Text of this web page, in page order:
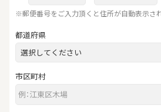
※郵便番号をご入力頂くと住所が自動表示され
都道府県
市区町村